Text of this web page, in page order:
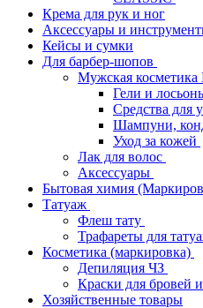
Крема для рук и ног
Аксессуары и
Кейсы и сумки
Для барбер-шопов
Мужская
Гели и
Средства для
Шампуни,
Уход за кожей
Лак для волос
Аксессуары
Бытовая химия
Татуаж
Флеш тату
Трафареты для
Косметика (маркировка)
Депиляция ЧЗ
Краски для бровей
Хозяйственные товары